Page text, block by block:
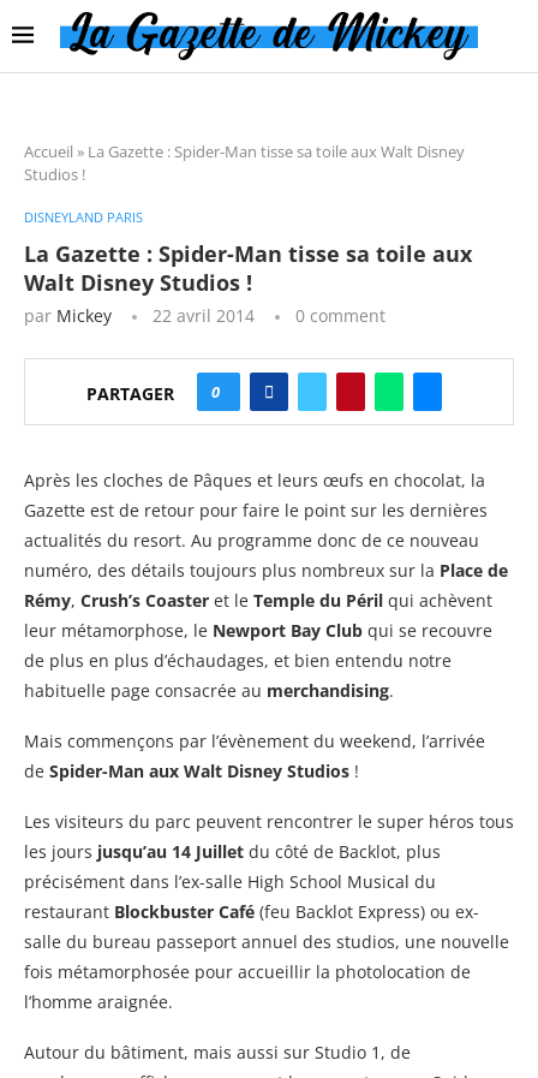
Accueil » La Gazette : Spider-Man tisse sa toile aux Walt Disney
Studios !
DISNEYLAND PARIS
La Gazette : Spider-Man tisse sa toile aux
Walt Disney Studios !
par Mickey 22 avril 2014 0 comment
PARTAGER 0
Après les cloches de Pâques et leurs œufs en chocolat, la
Gazette est de retour pour faire le point sur les dernières
actualités du resort. Au programme donc de ce nouveau
numéro, des détails toujours plus nombreux sur la Place de
Rémy, Crush’s Coaster et le Temple du Péril qui achèvent
leur métamorphose, le Newport Bay Club qui se recouvre
de plus en plus d’échaudages, et bien entendu notre
habituelle page consacrée au merchandising.
Mais commençons par l’évènement du weekend, l’arrivée
de Spider-Man aux Walt Disney Studios !
Les visiteurs du parc peuvent rencontrer le super héros tous
les jours jusqu’au 14 Juillet du côté de Backlot, plus
précisément dans l’ex-salle High School Musical du
restaurant Blockbuster Café (feu Backlot Express) ou ex-
salle du bureau passeport annuel des studios, une nouvelle
fois métamorphosée pour accueillir la photolocation de
l’homme araignée.
Autour du bâtiment, mais aussi sur Studio 1, de